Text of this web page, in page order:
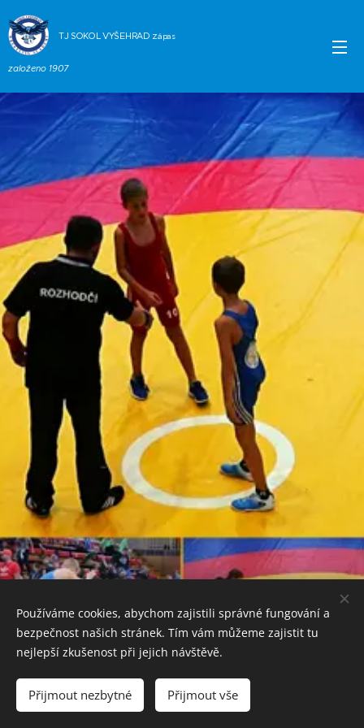
TJ SOKOL VYŠEHRAD Zápas
založeno 1907
Vytvořeno službou Webnode Cookies
Používáme cookies, abychom zajistili správné fungování a
bezpečnost našich stránek. Tím vám můžeme zajistit tu
nejlepší zkušenost při jejich návštěvě.
Přijmout nezbytné Přijmout vše